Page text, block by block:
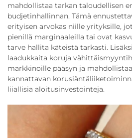
mahdollistaa tarkan taloudellisen
budjetinhallinnan. Tämä
erityisen arvokas niille yrityksille,
pienillä marginaaleilla tai ovat
tarve hallita käteistä tarkasti.
laadukkaita koruja
markkinoille pääsyn ja
kannattavan
liiallisia aloitusinvestointeja.